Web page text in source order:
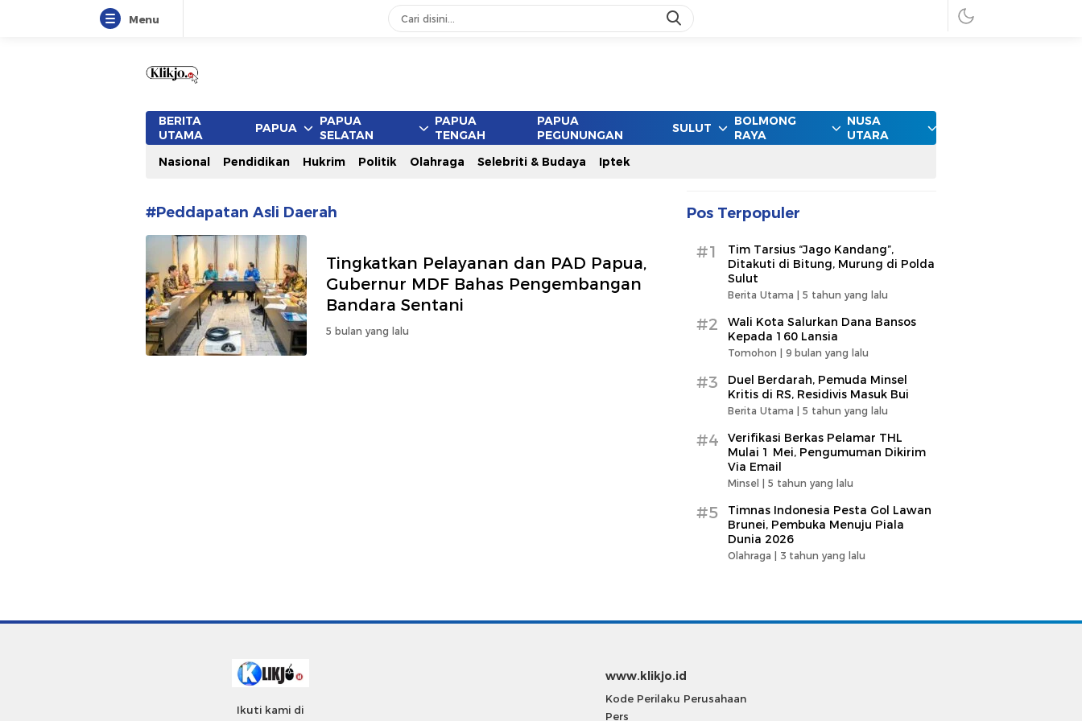
Menu
www.klikjo.id
Terkini, Konstruktif dan Berimbang
BERITA
UTAMA
PAPUA
PAPUA
SELATAN
PAPUA
TENGAH
PAPUA
PEGUNUNGAN
SULUT
BOLMONG
RAYA
NUSA
UTARA
Nasional
Pendidikan Hukrim Politik Olahraga Selebriti & Budaya Iptek
#Peddapatan Asli Daerah
Tingkatkan Pelayanan dan PAD Papua,
Gubernur MDF Bahas Pengembangan
Bandara Sentani
5 bulan yang lalu
Pos Terpopuler
#1
Tim Tarsius “Jago Kandang”,
Ditakuti di Bitung, Murung di Polda
Sulut
Berita Utama | 5 tahun yang lalu
#2
Wali Kota Salurkan Dana Bansos
Kepada 160 Lansia
Tomohon | 9 bulan yang lalu
#3
Duel Berdarah, Pemuda Minsel
Kritis di RS, Residivis Masuk Bui
Berita Utama | 5 tahun yang lalu
#4
Verifikasi Berkas Pelamar THL
Mulai 1 Mei, Pengumuman Dikirim
Via Email
Minsel | 5 tahun yang lalu
#5
Timnas Indonesia Pesta Gol Lawan
Brunei, Pembuka Menuju Piala
Dunia 2026
Olahraga | 3 tahun yang lalu
Ikuti kami di
www.klikjo.id
Kode Perilaku Perusahaan
Pers